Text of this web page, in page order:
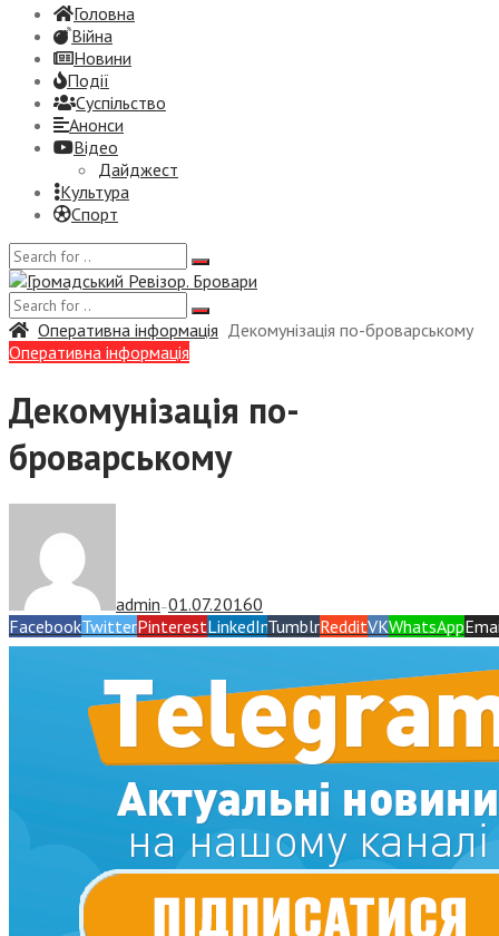
Головна
Війна
Новини
Події
Суспiльство
Анонси
Відео
Дайджест
Культура
Спорт
Оперативна інформація Декомунізація по-броварському
Оперативна інформація
Декомунізація по-
броварському
admin —01.07.20160
FacebookTwitterPinterestLinkedInTumblrRedditVKWhatsApp